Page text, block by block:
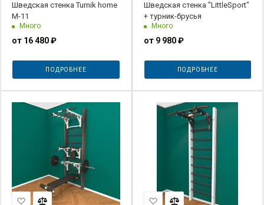
Шведская стенка Turnik home
М-11
Много
от 16 480 ₽
ПОДРОБНЕЕ
Шведская стенка "LittleSport"
+ турник-брусья
Много
от 9 980 ₽
ПОДРОБНЕЕ